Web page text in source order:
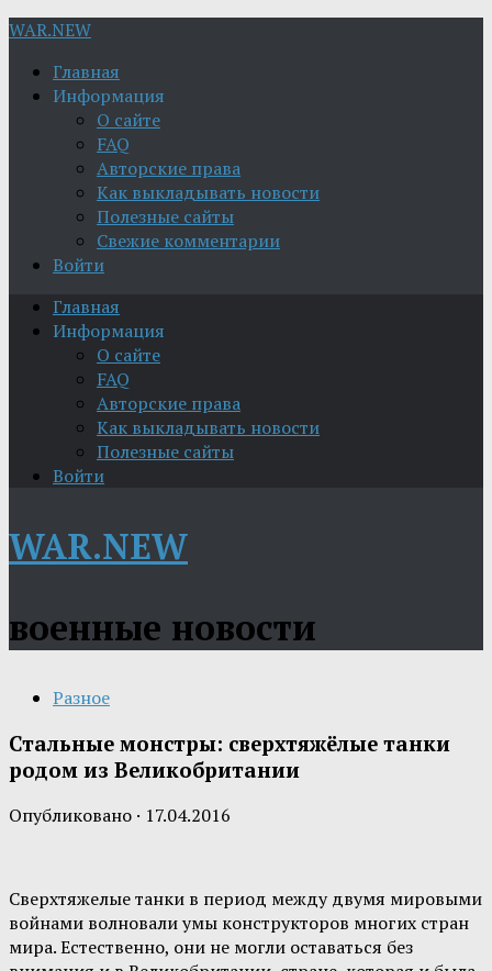
WAR.NEW
Главная
Информация
О сайте
FAQ
Авторские права
Как выкладывать новости
Полезные сайты
Свежие комментарии
Войти
Главная
Информация
О сайте
FAQ
Авторские права
Как выкладывать новости
Полезные сайты
Войти
WAR.NEW
военные новости
Разное
Стальные монстры: сверхтяжёлые танки
родом из Великобритании
Опубликовано · 17.04.2016
Сверхтяжелые танки в период между двумя мировыми
войнами волновали умы конструкторов многих стран
мира. Естественно, они не могли оставаться без